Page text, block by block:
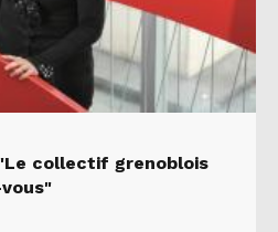
collectif grenoblois